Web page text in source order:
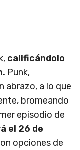
calificándolo
Punk,
abrazo, a lo que
bromeando
episodio de
el 26 de
opciones de